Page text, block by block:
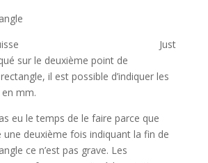
Just
sur le deuxième point de
il est possible d’indiquer les
mm.
eu le temps de le faire parce que
une deuxième fois indiquant la fin de
ce n’est pas grave. Les